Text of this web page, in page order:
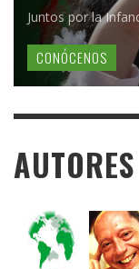
Juntos por la
CONÓCENOS
AUTORES